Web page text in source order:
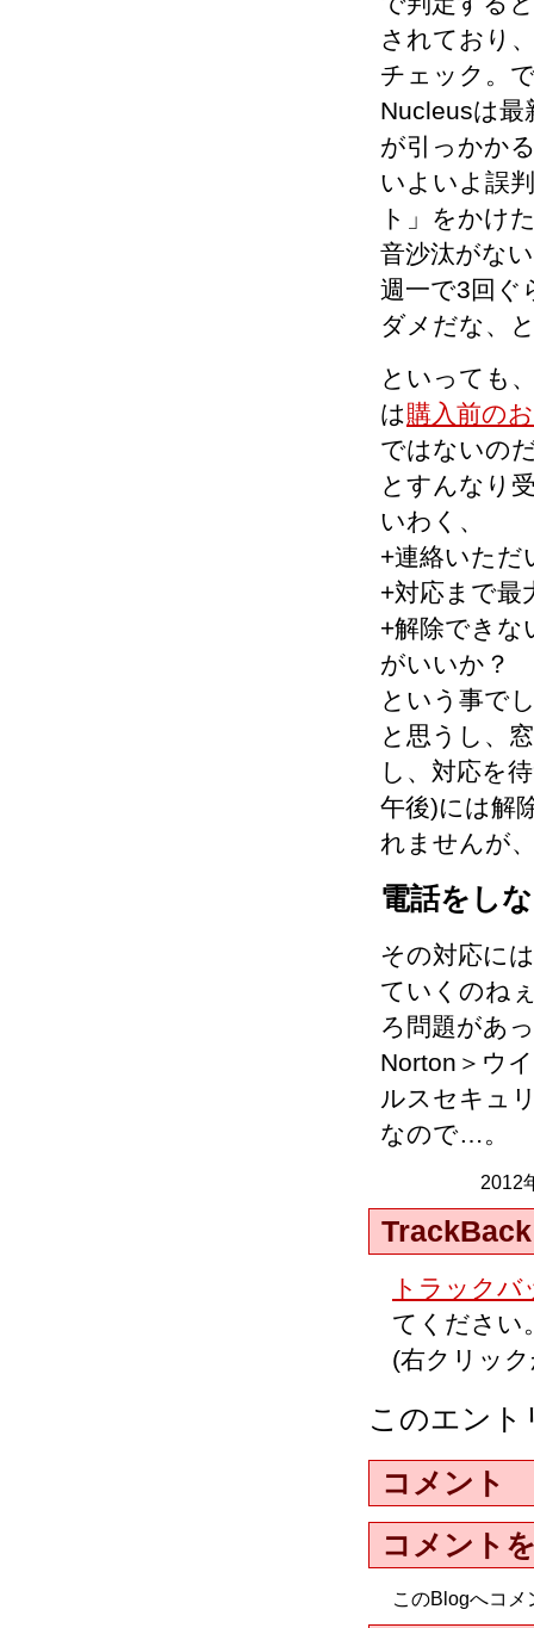
されており
チェック。
Nucleusは
が引っかか
いよいよ誤
ト」をかけ
音沙汰がな
週一で3回ぐ
ダメだな、
といっても
は購入前の
ではないの
とすんなり
いわく、
+連絡いただ
+対応まで最
+解除できな
がいいか？
という事で
と思うし、
し、対応を
午後)には解
れませんが
電話をし
その対応に
ていくのね
ろ問題があ
Norton＞ウ
ルスセキュ
なので…。
2012
TrackBack
トラックバ
てください
(右クリッ
このエン
コメント
コメント
このBlogへコ